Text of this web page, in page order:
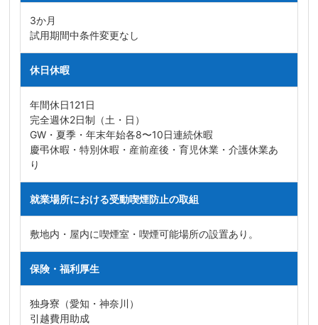
3か月
試用期間中条件変更なし
休日休暇
年間休日121日
完全週休2日制（土・日）
GW・夏季・年末年始各8〜10日連続休暇
慶弔休暇・特別休暇・産前産後・育児休業・介護休業あ
り
就業場所における受動喫煙防止の取組
敷地内・屋内に喫煙室・喫煙可能場所の設置あり。
保険・福利厚生
独身寮（愛知・神奈川）
引越費用助成